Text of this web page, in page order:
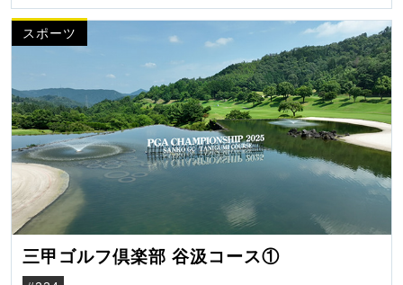
スポーツ
三甲ゴルフ倶楽部 谷汲コース①